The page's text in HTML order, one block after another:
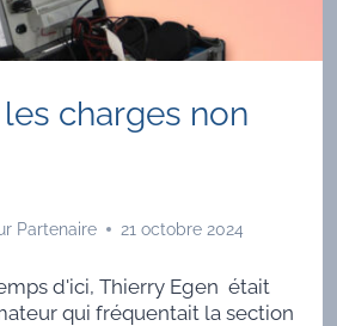
charges non
Partenaire 21 octobre 2024
d'ici, Thierry Egen était
qui fréquentait la section